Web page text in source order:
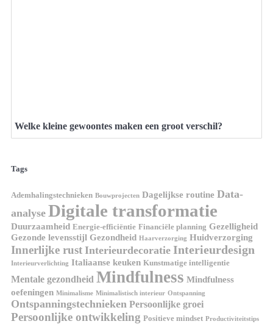
Welke kleine gewoontes maken een groot verschil?
Tags
Ademhalingstechnieken Bouwprojecten Dagelijkse routine Data-
analyse Digitale transformatie
Duurzaamheid Energie-efficiëntie Financiële planning Gezelligheid
Gezonde levensstijl Gezondheid Haarverzorging Huidverzorging
Innerlijke rust Interieurdecoratie Interieurdesign
Interieurverlichting Italiaanse keuken Kunstmatige intelligentie
Mentale gezondheid Mindfulness Mindfulness
oefeningen Minimalisme Minimalistisch interieur Ontspanning
Ontspanningstechnieken Persoonlijke groei
Persoonlijke ontwikkeling Positieve mindset Productiviteitstips